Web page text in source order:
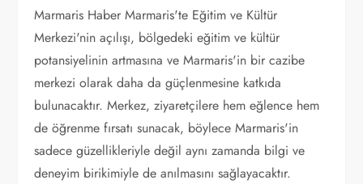
Marmaris Haber Marmaris'te Eğitim ve Kültür
Merkezi'nin açılışı, bölgedeki eğitim ve kültür
potansiyelinin artmasına ve Marmaris'in bir cazibe
merkezi olarak daha da güçlenmesine katkıda
bulunacaktır. Merkez, ziyaretçilere hem eğlence hem
de öğrenme fırsatı sunacak, böylece Marmaris'in
sadece güzellikleriyle değil aynı zamanda bilgi ve
deneyim birikimiyle de anılmasını sağlayacaktır.